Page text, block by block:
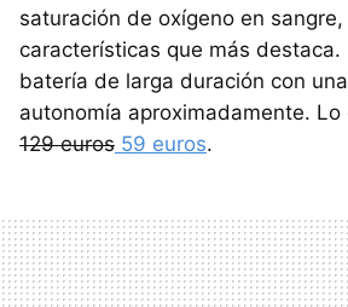
saturación de oxígeno en
características que más destaca.
batería de larga duración con
autonomía aproximadamente.
129 euros 59 euros.